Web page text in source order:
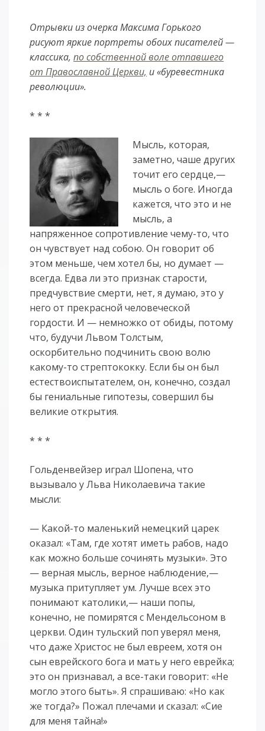
Отрывки из очерка Максима Горького
рисуют яркие портреты обоих писателей —
классика,по собственной воле отпавшего
от Православной Церкви, и «буревестника
революции».
* * *
Мысль, которая,
заметно, чаше других
точит его сердце,—
мысль о боге. Иногда
кажется, что это и не
мысль, а
напряженное сопротивление чему-то, что
он чувствует над собою. Он говорит об
этом меньше, чем хотел бы, но думает —
всегда. Едва ли это признак старости,
предчувствие смерти, нет, я думаю, это у
него от прекрасной человеческой
гордости. И — немножко от обиды, потому
что, будучи Львом Толстым,
оскорбительно подчинить свою волю
какому-то стрептококку. Если бы он был
естествоиспытателем, он, конечно, создал
бы гениальные гипотезы, совершил бы
великие открытия.
* * *
Гольденвейзер играл Шопена, что
вызывало у Льва Николаевича такие
мысли:
— Какой-то маленький немецкий царек
оказал: «Там, где хотят иметь рабов, надо
как можно больше сочинять музыки». Это
— верная мысль, верное наблюдение,—
музыка притупляет ум. Лучше всех это
понимают католики,— наши попы,
конечно, не помирятся с Мендельсоном в
церкви. Один тульский поп уверял меня,
что даже Христос не был евреем, хотя он
сын еврейского бога и мать у него еврейка;
это он признавал, а все-таки говорит: «Не
могло этого быть». Я спрашиваю: «Но как
же тогда?» Пожал плечами и сказал: «Сие
для меня тайна!»